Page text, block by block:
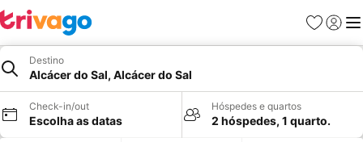
Favoritos
Iniciar
Destino
Alcácer do Sal, Alcácer do Sal
Check-in/out
Escolha as datas
Hóspedes e quartos
2 hóspedes, 1 quarto.